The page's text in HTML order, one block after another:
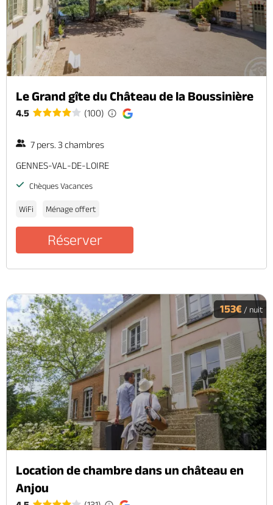
Le Grand gîte du Château de la Boussinière
4.5 (100)
7 pers. 3 chambres
GENNES-VAL-DE-LOIRE
Chèques Vacances
WiFi Ménage offert
Réserver
153€ / nuit
Location de chambre dans un château en
Anjou